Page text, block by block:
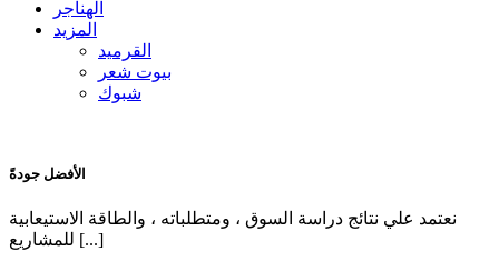
الهناجر
المزيد
القرميد
بيوت شعر
شبوك
الأفضل جودةً
نعتمد علي نتائج دراسة السوق ، ومتطلباته ، والطاقة الاستيعابية
للمشاريع [...]